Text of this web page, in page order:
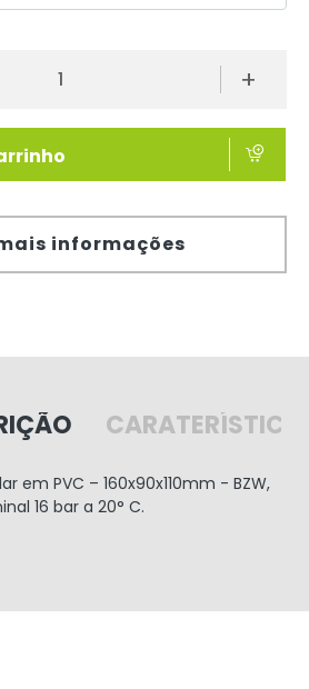
+
informações
em PVC – 160x90x110mm - BZW,
16 bar a 20° C.